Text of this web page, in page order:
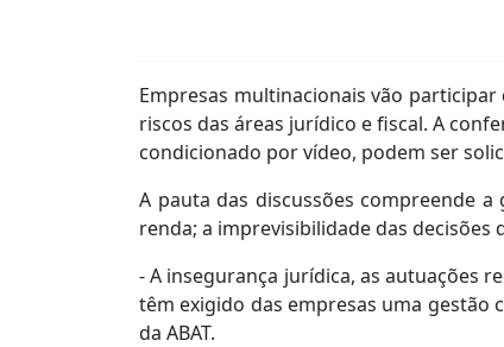
Empresas multinacionais vão
riscos das áreas jurídico e fiscal. A
condicionado por vídeo, podem ser
A pauta das discussões compreende
renda; a imprevisibilidade das decisões
- A insegurança jurídica, as autuações
têm exigido das empresas uma gestão
da ABAT.